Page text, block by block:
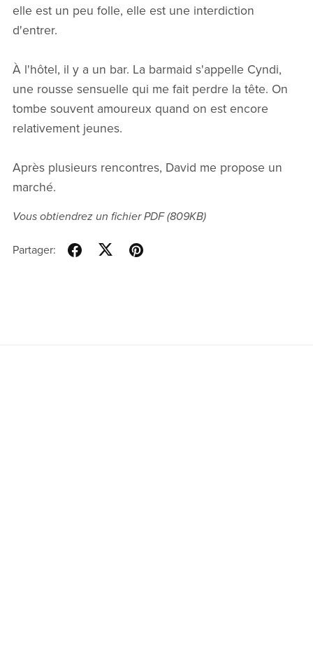
elle est un peu folle, elle est une interdiction
d'entrer.
À l'hôtel, il y a un bar. La barmaid s'appelle Cyndi,
une rousse sensuelle qui me fait perdre la tête. On
tombe souvent amoureux quand on est encore
relativement jeunes.
Après plusieurs rencontres, David me propose un
marché.
Vous obtiendrez un fichier PDF(809KB)
Partager: